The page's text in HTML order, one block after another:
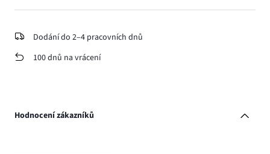
Dodání do 2–4 pracovních dnů
100 dnů na vrácení
Hodnocení zákazníků